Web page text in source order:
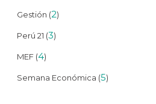
Gestión (2)
Perú 21 (3)
MEF (4)
Semana Económica (5)